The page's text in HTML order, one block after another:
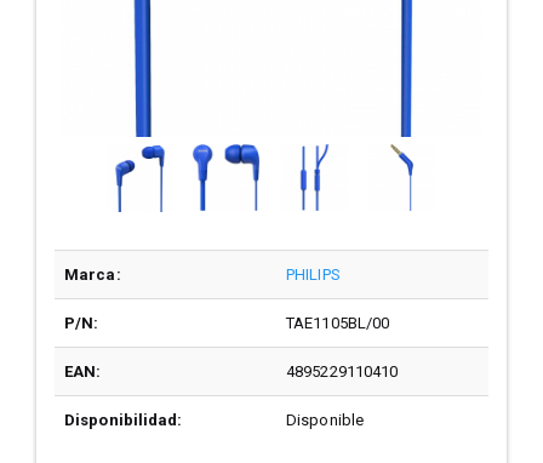
Marca: PHILIPS
P/N: TAE1105BL/00
EAN: 4895229110410
Disponibilidad: Disponible